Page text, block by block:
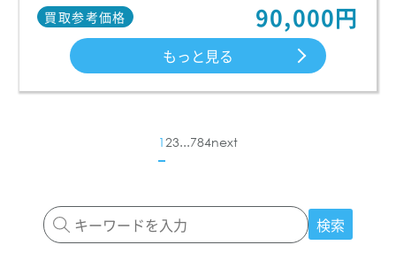
買取参考価格 90,000円
もっと見る
123...784next
検索